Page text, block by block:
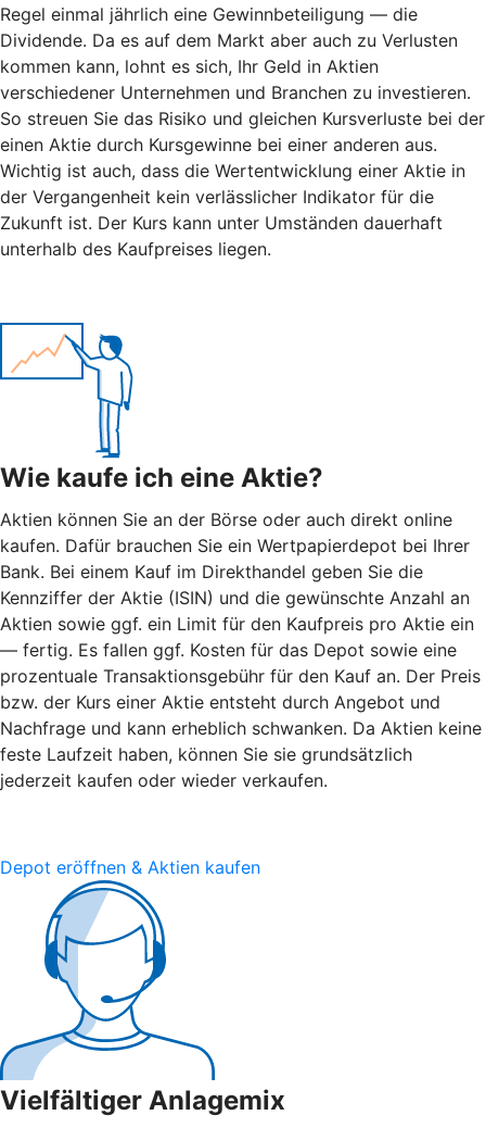
Regel einmal jährlich eine Gewinnbeteiligung — die
Dividende. Da es auf dem Markt aber auch zu Verlusten
kommen kann, lohnt es sich, Ihr Geld in Aktien
verschiedener Unternehmen und Branchen zu investieren.
So streuen Sie das Risiko und gleichen Kursverluste bei der
einen Aktie durch Kursgewinne bei einer anderen aus.
Wichtig ist auch, dass die Wertentwicklung einer Aktie in
der Vergangenheit kein verlässlicher Indikator für die
Zukunft ist. Der Kurs kann unter Umständen dauerhaft
unterhalb des Kaufpreises liegen.
Wie kaufe ich eine Aktie?
Aktien können Sie an der Börse oder auch direkt online
kaufen. Dafür brauchen Sie ein Wertpapierdepot bei Ihrer
Bank. Bei einem Kauf im Direkthandel geben Sie die
Kennziffer der Aktie (ISIN) und die gewünschte Anzahl an
Aktien sowie ggf. ein Limit für den Kaufpreis pro Aktie ein
— fertig. Es fallen ggf. Kosten für das Depot sowie eine
prozentuale Transaktionsgebühr für den Kauf an. Der Preis
bzw. der Kurs einer Aktie entsteht durch Angebot und
Nachfrage und kann erheblich schwanken. Da Aktien keine
feste Laufzeit haben, können Sie sie grundsätzlich
jederzeit kaufen oder wieder verkaufen.
Depot eröffnen & Aktien kaufen
Vielfältiger Anlagemix